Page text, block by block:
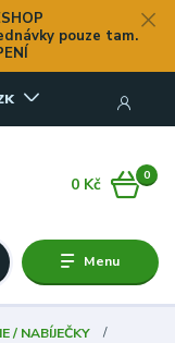
pouze tam.
Menu
0
0 Kč
/ NABÍJEČKY